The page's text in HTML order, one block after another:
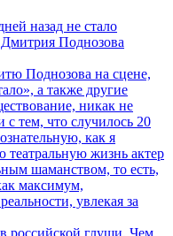
назад не стало
Дмитрия Поднозова
Поднозова на сцене,
а также другие
никак не
тем, что случилось 20
как я
жизнь актер
шаманством, то есть,
максимум,
увлекая за
российской глуши. Чем